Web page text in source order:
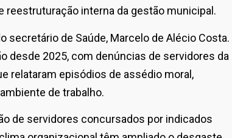
interna da gestão municipal.
secretário de Saúde, Marcelo de Alécio Costa.
desde 2025, com denúncias de servidores da
relataram episódios de assédio moral,
de trabalho.
de servidores concursados por indicados